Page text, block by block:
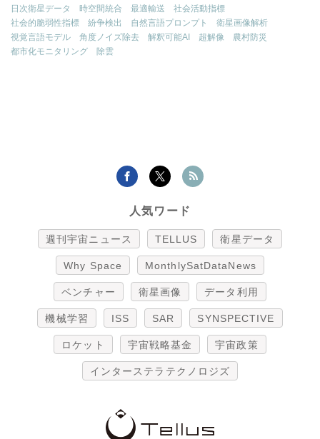
日次衛星データ
時空間統合 最適輸送
社会活動指標
社会的脆弱性指標
紛争検出 自然言語プロンプト
衛星画像解析
視覚言語モデル
角度ノイズ除去 解釈可能AI 超解像
農村防災
都市化モニタリング
除雲
人気ワード
週刊宇宙ニュース TELLUS 衛星データ
Why Space MonthlySatDataNews
ベンチャー 衛星画像 データ利用
機械学習 ISS SAR SYNSPECTIVE
ロケット 宇宙戦略基金 宇宙政策
インターステラテクノロジズ